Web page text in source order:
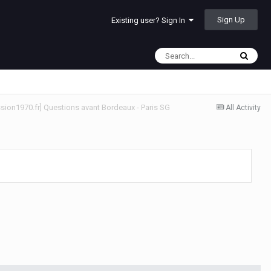
Existing user? Sign In Sign Up
All Activity
Questions avant Bordeaux - Paris SG